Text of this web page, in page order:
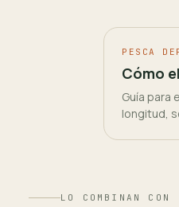
PESCA
Cómo
Guía para
longitud,
LO COMBINAN CON